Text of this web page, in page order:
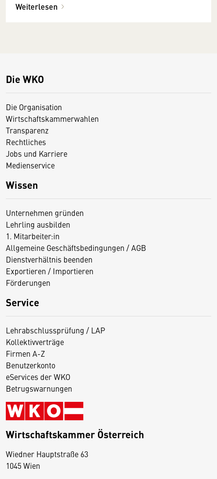
Weiterlesen
Die WKO
Die Organisation
Wirtschaftskammerwahlen
Transparenz
Rechtliches
Jobs und Karriere
Medienservice
Wissen
Unternehmen gründen
Lehrling ausbilden
1. Mitarbeiter:in
Allgemeine Geschäftsbedingungen / AGB
Dienstverhältnis beenden
Exportieren / Importieren
Förderungen
Service
Lehrabschlussprüfung / LAP
Kollektivverträge
Firmen A-Z
Benutzerkonto
eServices der WKO
Betrugswarnungen
Wirtschaftskammer Österreich
Wiedner Hauptstraße 63
1045 Wien
D